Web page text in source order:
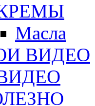
Масла
ВИДЕО